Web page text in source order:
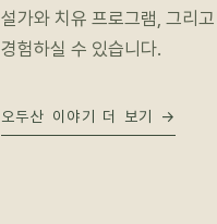
설가와 치유 프로그램, 그리
경험하실 수 있습니다.
오두산 이야기 더 보기 →